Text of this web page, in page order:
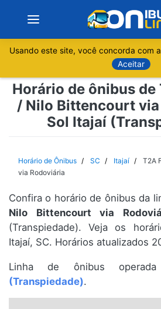
Sobre
Minas Gerais
Espírito Santo
Paraná
Santa Catarina
Usando este site, você concorda com a
Aceitar
Horário de ônibus de
/ Nilo Bittencourt via
Sol Itajaí
Horário de Ônibus SC Itajaí
T2A
via Rodoviária
Confira o horário de ônibus da
Nilo Bittencourt via
(Transpiedade). Veja os
Itajaí, SC. Horários atualizados
Linha de ônibus
(Transpiedade).